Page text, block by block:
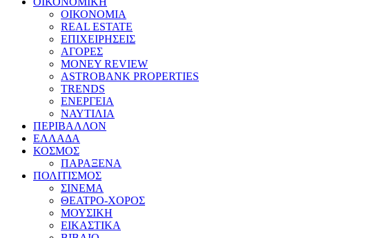
ΟΙΚΟΝΟΜΙΑ
REAL ESTATE
ΕΠΙΧΕΙΡΗΣΕΙΣ
ΑΓΟΡΕΣ
MONEY REVIEW
ASTROBANK PROPERTIES
TRENDS
ΕΝΕΡΓΕΙΑ
ΝΑΥΤΙΛΙΑ
ΠΕΡΙΒΑΛΛΟΝ
ΕΛΛΑΔΑ
ΚΟΣΜΟΣ
ΠΑΡΑΞΕΝΑ
ΠΟΛΙΤΙΣΜΟΣ
ΣΙΝΕΜΑ
ΘΕΑΤΡΟ-ΧΟΡΟΣ
ΜΟΥΣΙΚΗ
ΕΙΚΑΣΤΙΚΑ